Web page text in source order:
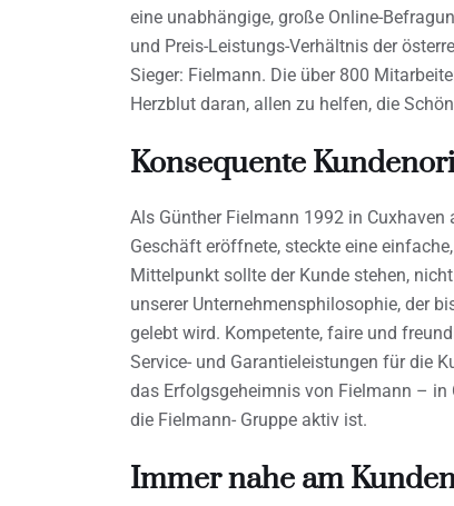
eine unabhängige, große Online-
und Preis-Leistungs-Verhältnis der
Sieger: Fielmann. Die über 800
Herzblut daran, allen zu helfen, die
Konsequente
Als Günther Fielmann 1992 in
Geschäft eröffnete, steckte eine
Mittelpunkt sollte der Kunde stehen,
unserer Unternehmensphilosophie, der
gelebt wird. Kompetente, faire und
Service- und Garantieleistungen für die
das Erfolgsgeheimnis von Fielmann – in
die Fielmann- Gruppe aktiv ist.
Immer nahe am